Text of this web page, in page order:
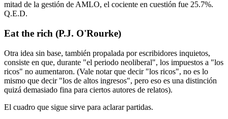
mitad de la gestión de AMLO, el cociente en cuestión fue 25.7%.
Q.E.D.
Eat the rich (P.J. O'Rourke)
Otra idea sin base, también propalada por escribidores inquietos,
consiste en que, durante "el periodo neoliberal", los impuestos a "los
ricos" no aumentaron. (Vale notar que decir "los ricos", no es lo
mismo que decir "los de altos ingresos", pero eso es una distinción
quizá demasiado fina para ciertos autores de relatos).
El cuadro que sigue sirve para aclarar partidas.